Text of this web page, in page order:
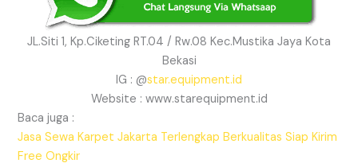
JL.Siti 1, Kp.Ciketing RT.04 / Rw.08 Kec.Mustika Jaya Kota
Bekasi
IG : @star.equipment.id
Website : www.starequipment.id
Baca juga :
Jasa Sewa Karpet Jakarta Terlengkap Berkualitas Siap Kirim
Free Ongkir